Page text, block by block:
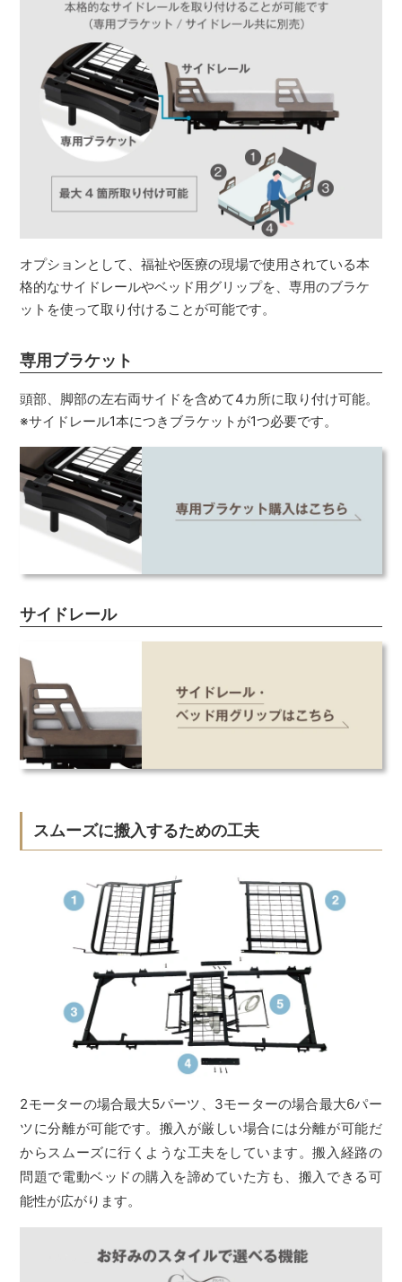
オプションとして、福祉や医療の現場で使用されている本
格的なサイドレールやベッド用グリップを、専用のブラケ
ットを使って取り付けることが可能です。
専用ブラケット
頭部、脚部の左右両サイドを含めて4カ所に取り付け可能。
※サイドレール1本につきブラケットが1つ必要です。
サイドレール
スムーズに搬入するための工夫
2モーターの場合最大5パーツ、3モーターの場合最大6パー
ツに分離が可能です。搬入が厳しい場合には分離が可能だ
からスムーズに行くような工夫をしています。搬入経路の
問題で電動ベッドの購入を諦めていた方も、搬入できる可
能性が広がります。